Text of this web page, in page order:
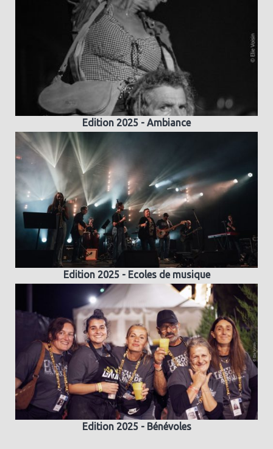
Edition 2025 - Ambiance
Edition 2025 - Ecoles de musique
Edition 2025 - Bénévoles